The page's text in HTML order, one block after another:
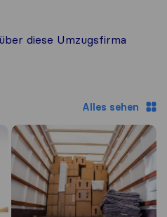
diese Umzugsfirma
Alles sehen